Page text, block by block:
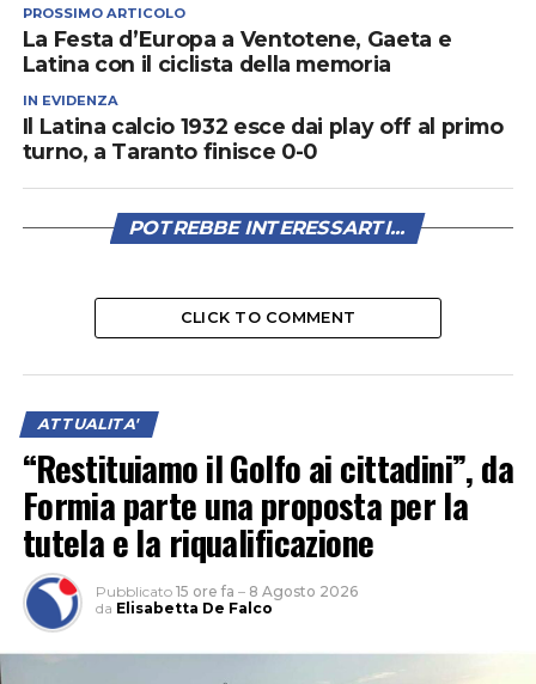
PROSSIMO ARTICOLO
La Festa d’Europa a Ventotene, Gaeta e
Latina con il ciclista della memoria
IN EVIDENZA
Il Latina calcio 1932 esce dai play off al primo
turno, a Taranto finisce 0-0
POTREBBE INTERESSARTI...
CLICK TO COMMENT
ATTUALITA'
“Restituiamo il Golfo ai cittadini”, da
Formia parte una proposta per la
tutela e la riqualificazione
Pubblicato 15 ore fa – 8 Agosto 2026
da Elisabetta De Falco